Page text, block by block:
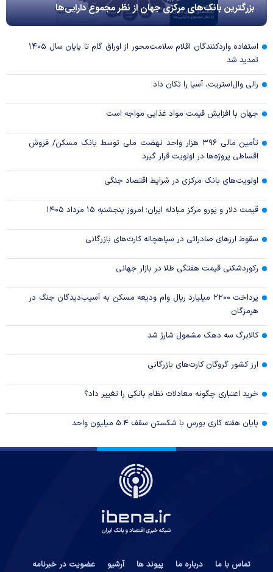
بزرگترین بانک‌های مرکزی جهان از نظر مجموع دارایی‌ها
استفاده واردکنندگان اقلام سلامت‌محور از اوراق گام تا پایان سال ۱۴۰۵
تمدید شد
رالی وال‌استریت، آسیا را تکان داد
جهان با افزایش قیمت مواد غذایی مواجه است
تأمین مالی ۳۹۶ هزار واحد نهضت ملی توسط بانک مسکن/ فروش
اقساطی پروژه‌ها در اولویت قرار گیرد
اولویت‌های بانک مرکزی در شرایط اقتصاد جنگی
قیمت دلار و یورو مرکز مبادله ایران؛ امروز پنجشنبه ۱۵ مرداد ۱۴۰۵
سقوط ارزهای صادراتی در سیاهچاله کارت‌های بازرگانی
رکوردشکنی قیمت هفتگی طلا در بازار‌ جهانی
پرداخت ۲۲۰۰ میلیارد ریال وام ودیعه مسکن به آسیب‌دیدگان جنگ در
هرمزگان
کالابرگ سه دهک مشمول شارژ شد
ارز کشور گروگان کارت‌های بازرگانی
خرید اعتباری چگونه معادلات نظام بانکی را تغییر داد؟
پایان هفته کاری بورس با شکستن سقف ۵.۴ میلیون واحد
تماس با ما درباره ما پیوند ها آرشیو عضویت در خبرنامه